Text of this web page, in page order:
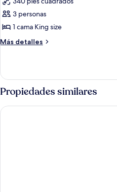
(Hearing
Accessible)
las
fotos
de
Habitación,
King
3 personas
1 cama King size
Más detalles
Más
1
cama
King
size
Propiedades similares
Hyatt Regency Atlanta Downtown